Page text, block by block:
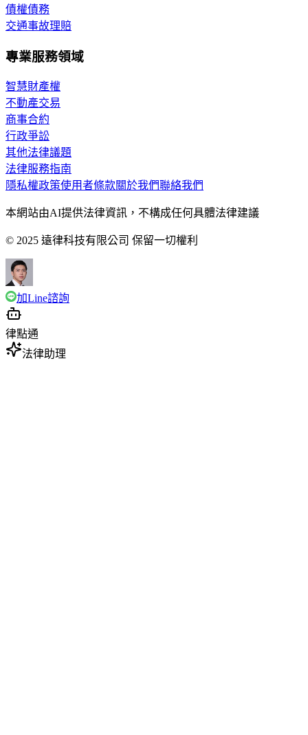
債權債務
交通事故理賠
專業服務領域
智慧財產權
不動產交易
商事合約
行政爭訟
其他法律議題
法律服務指南
隱私權政策使用者條款關於我們聯絡我們
本網站由AI提供法律資訊，不構成任何具體法律建議
© 2025 遠律科技有限公司 保留一切權利
加Line諮詢
律點通
法律助理